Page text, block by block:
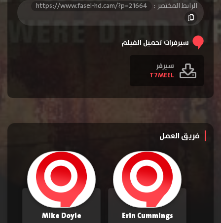
الرابط المختصر :
https://www.fasel-hd.cam/?p=21664
سيرفرات تحميل الفيلم
سيرفر
T7MEEL
فريق العمل
Erin Cummings
Mike Doyle